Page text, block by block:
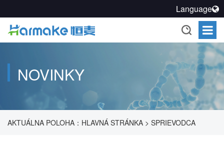
NOVINKY
AKTUÁLNA POLOHA： HLAVNÁ STRÁNKA > SPRIEVODCA
Language